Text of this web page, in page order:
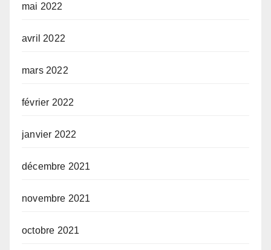
mai 2022
avril 2022
mars 2022
février 2022
janvier 2022
décembre 2021
novembre 2021
octobre 2021